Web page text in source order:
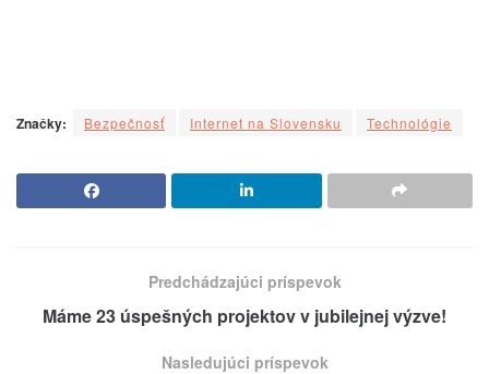
Značky: Bezpečnosť Internet na Slovensku Technológie
Predchádzajúci príspevok
Máme 23 úspešných projektov v jubilejnej výzve!
Nasledujúci príspevok